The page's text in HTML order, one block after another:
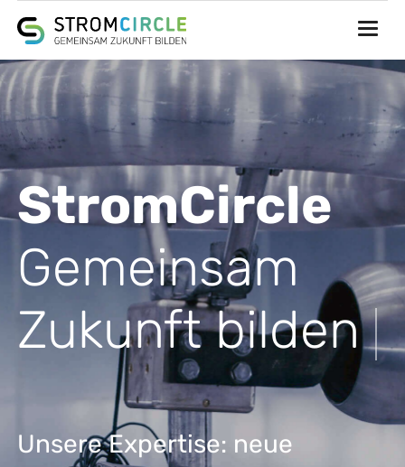
StromCircle
StromCircle
Gemeinsam
Zukunft bilden
Gemeinsam
Zukunft bilden
Unsere Expertise: neue